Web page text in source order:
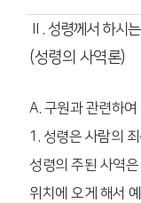
Ⅱ. 성령께서 하시
(성령의 사역론)
A. 구원과 관련하여
1. 성령은 사람의
성령의 주된 사역
위치에 오게 해서